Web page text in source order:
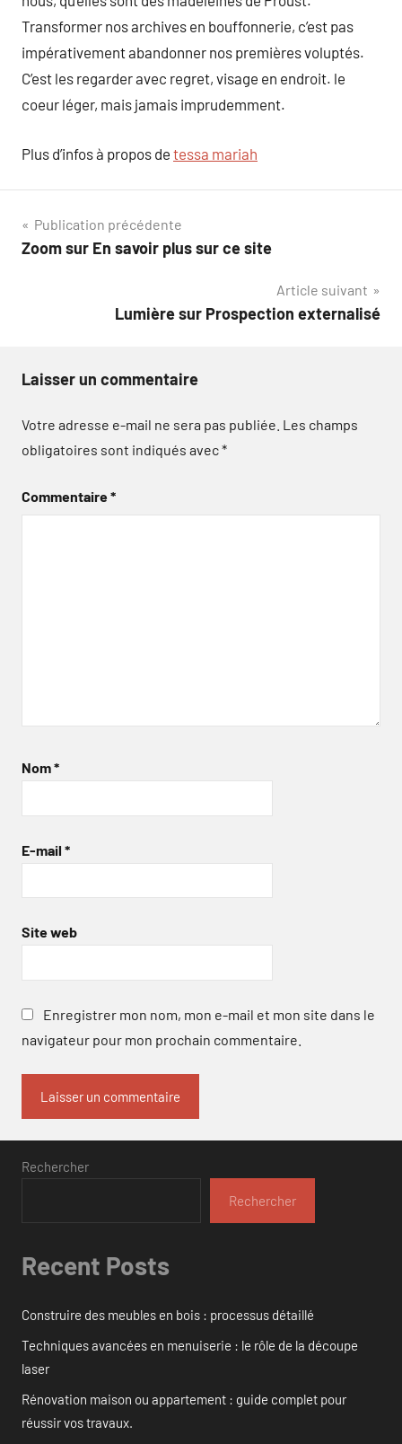
Transformer nos archives en bouffonnerie, c’est pas
impérativement abandonner nos premières voluptés.
C’est les regarder avec regret, visage en endroit. le
coeur léger, mais jamais imprudemment.
Plus d’infos à propos de tessa mariah
Navigation
de
Publication précédente
Zoom sur En savoir plus sur ce site
Article suivant
Lumière sur Prospection externalisé
Laisser un commentaire
Votre adresse e-mail ne sera pas publiée. Les champs
obligatoires sont indiqués avec*
Commentaire*
Nom*
E-mail *
Site web
Enregistrer mon nom, mon e-mail et mon site dans le
navigateur pour mon prochain commentaire.
Rechercher
Rechercher
Recent Posts
Construire des meubles en bois : processus détaillé
Techniques avancées en menuiserie : le rôle de la découpe
laser
Rénovation maison ou appartement : guide complet pour
réussir vos travaux.